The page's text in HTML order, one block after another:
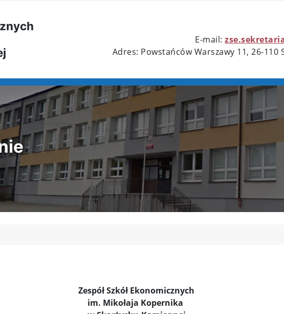
E-mail:
Adres: Powstańców Warszawy 11, 26-110
Zespół Szkół Ekonomicznych
im. Mikołaja Kopernika